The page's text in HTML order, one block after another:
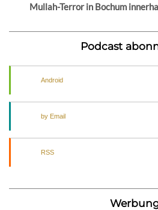
Mullah-Terror in Bochum
Podcast
Android
by Email
RSS